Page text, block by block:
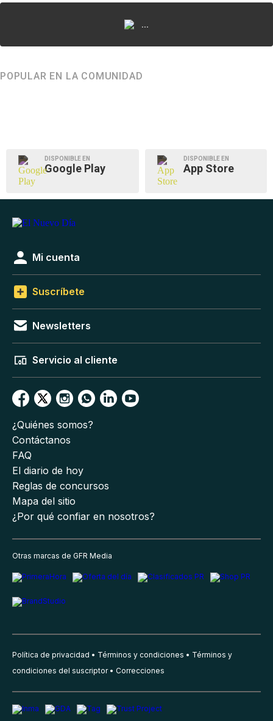
...
POPULAR EN LA COMUNIDAD
DISPONIBLE EN
Google Play
DISPONIBLE EN
App Store
Mi cuenta
Suscríbete
Newsletters
Servicio al cliente
¿Quiénes somos?
Contáctanos
FAQ
El diario de hoy
Reglas de concursos
Mapa del sitio
¿Por qué confiar en nosotros?
Otras marcas de GFR Media
Política de privacidad Términos y condiciones
Términos y
condiciones del suscriptor
Correcciones